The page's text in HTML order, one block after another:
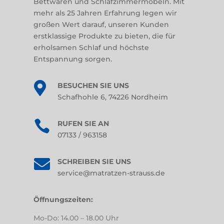
mehr als 25 Jahren Erfahrung legen wir
großen Wert darauf, unseren Kunden
erstklassige Produkte zu bieten, die für
erholsamen Schlaf und höchste
Entspannung sorgen.

BESUCHEN SIE UNS
Schafhohle 6, 74226 Nordheim

RUFEN SIE AN
07133 / 963158

SCHREIBEN SIE UNS
service@matratzen-strauss.de
Öffnungszeiten:
Mo-Do: 14.00 – 18.00 Uhr